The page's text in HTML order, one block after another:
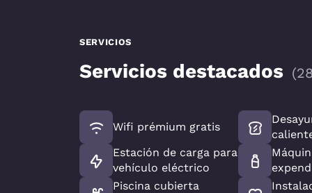
SERVICIOS
Servicios destacados (28
Wifi prémium gratis
Estación de carga para
vehículo eléctrico
Piscina cubierta